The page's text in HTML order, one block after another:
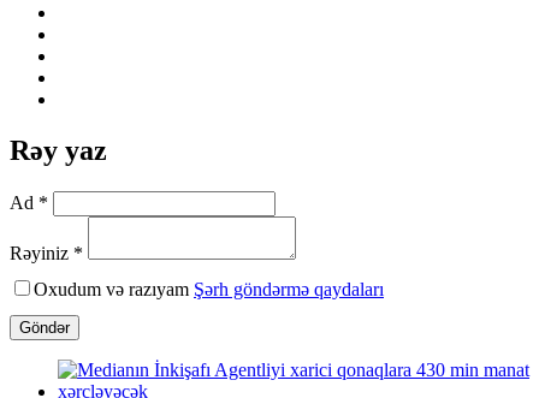
Rəy yaz
Ad *
Rəyiniz *
Oxudum və razıyam Şərh göndərmə qaydaları
Göndər